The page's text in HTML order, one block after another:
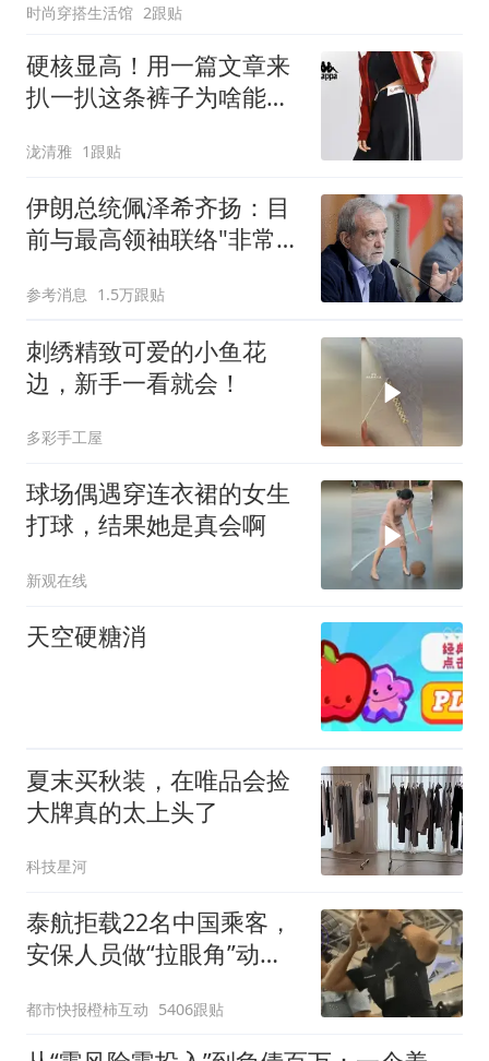
时尚穿搭生活馆 2跟贴
硬核显高！用一篇文章来
扒一扒这条裤子为啥能被
泷清雅 1跟贴
伊朗总统佩泽希齐扬：目
前与最高领袖联络"非常困
参考消息 1.5万跟贴
刺绣精致可爱的小鱼花
边，新手一看就会！
多彩手工屋
球场偶遇穿连衣裙的女生
打球，结果她是真会啊
新观在线
天空硬糖消
夏末买秋装，在唯品会捡
大牌真的太上头了
科技星河
泰航拒载22名中国乘客，
安保人员做“拉眼角”动
拒绝登机决定由航司作
出；亲历者：曾承诺免费
都市快报橙柿互动 5406跟贴